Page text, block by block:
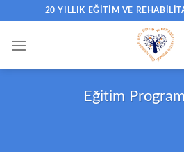
20 YILLIK EĞITIM VE
Eğitim